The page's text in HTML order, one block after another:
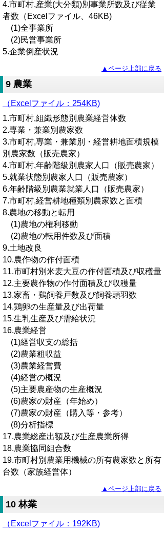
4.市町村,産業(大分類)別事業所数及び従業
者数（Excelファイル、46KB)
(1)全事業所
(2)民営事業所
5.企業倒産状況
▲ページ上部に戻る
9 農業
（Excelファイル：254KB)
1.市町村,組織形態別農業経営体数
2.専業・兼業別農家数
3.市町村,専業・兼業別・経営耕地面積規模
別農家数（販売農家）
4.市町村,年齢階級別農家人口（販売農家）
5.就業状態別農家人口（販売農家）
6.年齢階級別農業就業人口（販売農家）
7.市町村,経営耕地種類別農家数と面積
8.農地の移動と転用
(1)農地の権利移動
(2)農地の転用件数及び面積
9.土地改良
10.農作物の作付面積
11.市町村別米麦大豆の作付面積及び収穫量
12.主要農作物の作付面積及び収穫量
13.家畜・鶏飼養戸数及び飼養頭羽数
14.鶏卵の生産量及び出荷量
15.生乳生産及び需給状況
16.農業経営
(1)経営収支の総括
(2)農業粗収益
(3)農業経営費
(4)経営の概況
(5)主要農産物の生産概況
(6)農家の財産（年始め）
(7)農家の財産（購入等・参考）
(8)分析指標
17.農業総産出額及び生産農業所得
18.農業協同組合数
19.市町村別農業用機械の所有農家数と所有
台数（家族経営体）
▲ページ上部に戻る
10 林業
（Excelファイル：192KB)